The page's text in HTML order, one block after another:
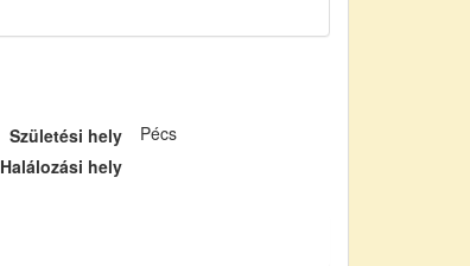
Születési hely
Pécs
Halálozási hely